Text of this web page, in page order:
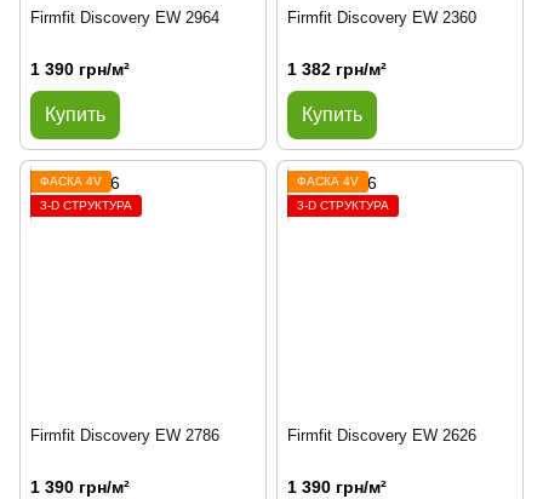
Firmfit Discovery EW 2964
1 390 грн/м²
Купить
Firmfit Discovery EW 2360
1 382 грн/м²
Купить
ФАСКА 4V
3-D СТРУКТУРА
Firmfit Discovery EW 2786
1 390 грн/м²
ФАСКА 4V
3-D СТРУКТУРА
Firmfit Discovery EW 2626
1 390 грн/м²